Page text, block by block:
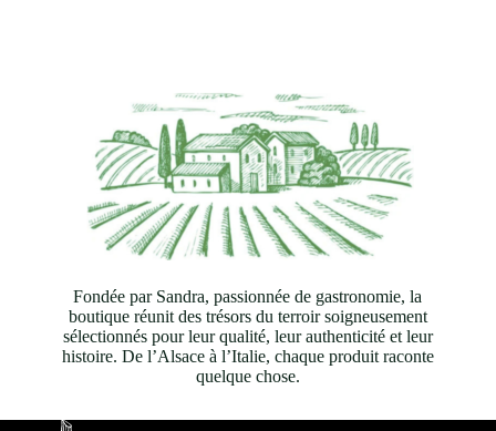
Fondée par Sandra, passionnée de gastronomie, la
boutique réunit des trésors du terroir soigneusement
sélectionnés pour leur qualité, leur authenticité et leur
histoire. De l’Alsace à l’Italie, chaque produit raconte
quelque chose.